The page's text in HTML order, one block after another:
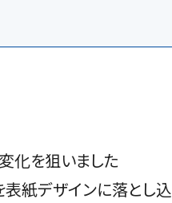
ジの変化を狙いました
表紙デザインに落とし込